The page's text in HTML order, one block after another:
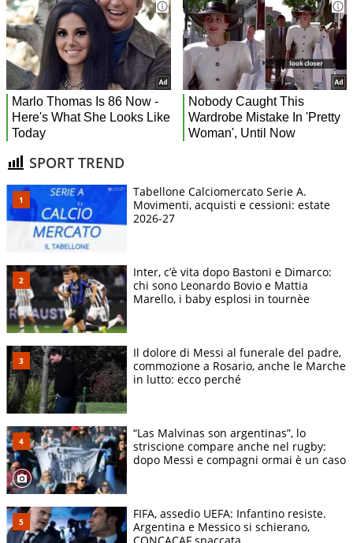
SPORT TREND
Tabellone Calciomercato Serie A.
Movimenti, acquisti e cessioni: estate
2026-27
Inter, c’è vita dopo Bastoni e Dimarco:
chi sono Leonardo Bovio e Mattia
Marello, i baby esplosi in tournèe
Il dolore di Messi al funerale del padre,
commozione a Rosario, anche le Marche
in lutto: ecco perché
“Las Malvinas son argentinas”, lo
striscione compare anche nel rugby:
dopo Messi e compagni ormai è un caso
FIFA, assedio UEFA: Infantino resiste.
Argentina e Messico si schierano,